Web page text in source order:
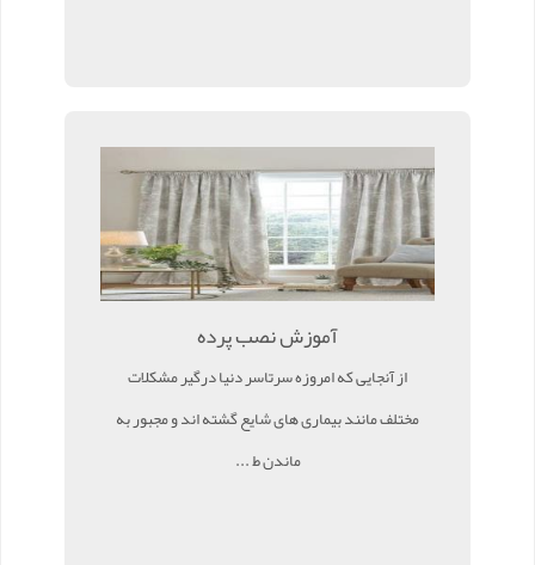
آموزش نصب پرده
از آنجایی که امروزه سرتاسر دنیا درگیر مشکلات
مختلف مانند بیماری های شایع گشته اند و مجبور به
ماندن ط ...